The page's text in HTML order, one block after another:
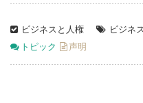
ビジネスと人権 ビジネ
トピック
声明